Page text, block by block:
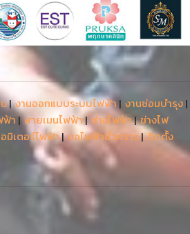
|งานออกแบบระบบไฟฟ้า| งานซ่อมบำรุง|
ฟ้า|สายเมนไฟฟ้า| ช่างไฟฟ้า|ช่างไฟ
มิเตอร์ไฟฟ้า|ขอไฟฟ้าชั่วคราว|ติดตั้ง